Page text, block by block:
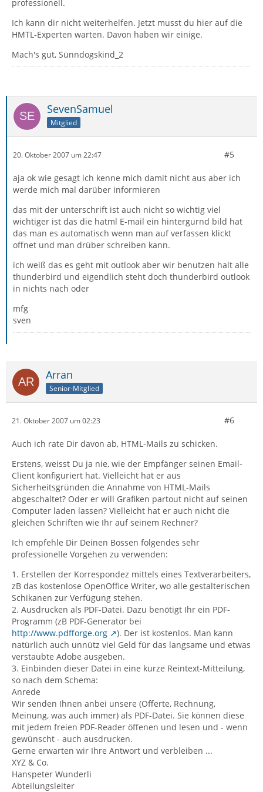
professionell.
Ich kann dir nicht weiterhelfen. Jetzt musst du hier auf die
HMTL-Experten warten. Davon haben wir einige.
Mach's gut, Sünndogskind_2
SevenSamuel
Mitglied
20. Oktober 2007 um 22:47 #5
aja ok wie gesagt ich kenne mich damit nicht aus aber ich
werde mich mal darüber informieren
das mit der unterschrift ist auch nicht so wichtig viel
wichtiger ist das die hatml E-mail ein hintergurnd bild hat
das man es automatisch wenn man auf verfassen klickt
offnet und man drüber schreiben kann.
ich weiß das es geht mit outlook aber wir benutzen halt alle
thunderbird und eigendlich steht doch thunderbird outlook
in nichts nach oder
mfg
sven
Arran
Senior-Mitglied
21. Oktober 2007 um 02:23 #6
Auch ich rate Dir davon ab, HTML-Mails zu schicken.
Erstens, weisst Du ja nie, wie der Empfänger seinen Email-
Client konfiguriert hat. Vielleicht hat er aus
Sicherheitsgründen die Annahme von HTML-Mails
abgeschaltet? Oder er will Grafiken partout nicht auf seinen
Computer laden lassen? Vielleicht hat er auch nicht die
gleichen Schriften wie Ihr auf seinem Rechner?
Ich empfehle Dir Deinen Bossen folgendes sehr
professionelle Vorgehen zu verwenden:
1. Erstellen der Korrespondez mittels eines Textverarbeiters,
zB das kostenlose OpenOffice Writer, wo alle gestalterischen
Schikanen zur Verfügung stehen.
2. Ausdrucken als PDF-Datei. Dazu benötigt Ihr ein PDF-
Programm (zB PDF-Generator bei
http://www.pdfforge.org
). Der ist kostenlos. Man kann
natürlich auch unnütz viel Geld für das langsame und etwas
verstaubte Adobe ausgeben.
3. Einbinden dieser Datei in eine kurze Reintext-Mitteilung,
so nach dem Schema:
Anrede
Wir senden Ihnen anbei unsere (Offerte, Rechnung,
Meinung, was auch immer) als PDF-Datei. Sie können diese
mit jedem freien PDF-Reader öffenen und lesen und - wenn
gewünscht - auch ausdrucken.
Gerne erwarten wir Ihre Antwort und verbleiben ...
XYZ & Co.
Hanspeter Wunderli
Abteilungsleiter